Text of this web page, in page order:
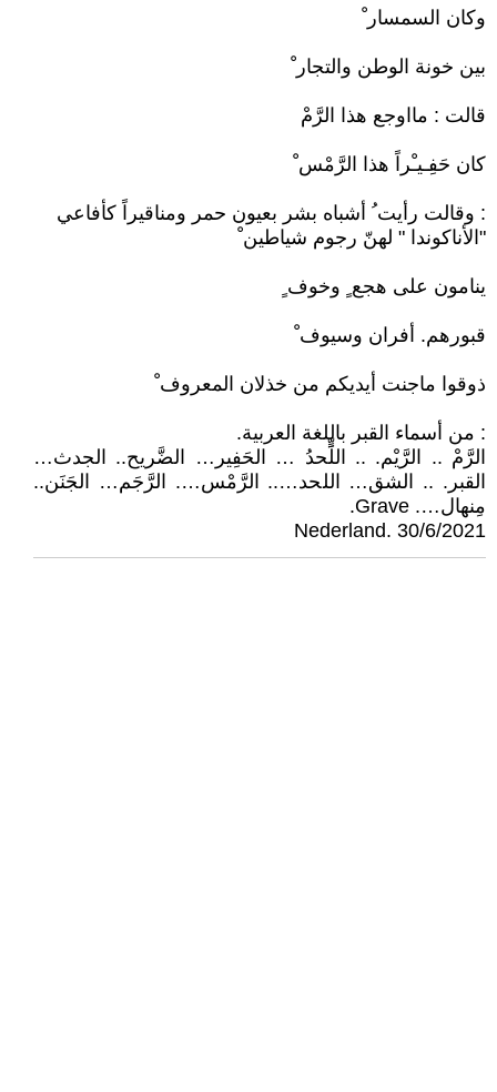
وكان السمسار ْ
بين خونة الوطن والتجار ْ
قالت : مااوجع هذا الرَّمْ
كان حَفِـيـْراً هذا الرَّمْس ْ
: وقالت رأيت ُ أشباه بشر بعيون حمر ومناقيراً كأفاعي
"الأناكوندا " لهنّ رجوم شياطين ْ
ينامون على هجع ٍ وخوف ٍ
قبورهم. أفران وسيوف ْ
ذوقوا ماجنت أيديكم من خذلان المعروف ْ
: من أسماء القبر باللغة العربية.
الرَّمْ .. الرَّيْم. .. اللٍَّحدُ … الحَفِير… الضَّريح.. الجدث…
القبر. .. الشق… اللحد….. الرَّمْس…. الرَّجَم… الجَنَن..
مِنهال…. Grave.
Nederland. 30/6/2021